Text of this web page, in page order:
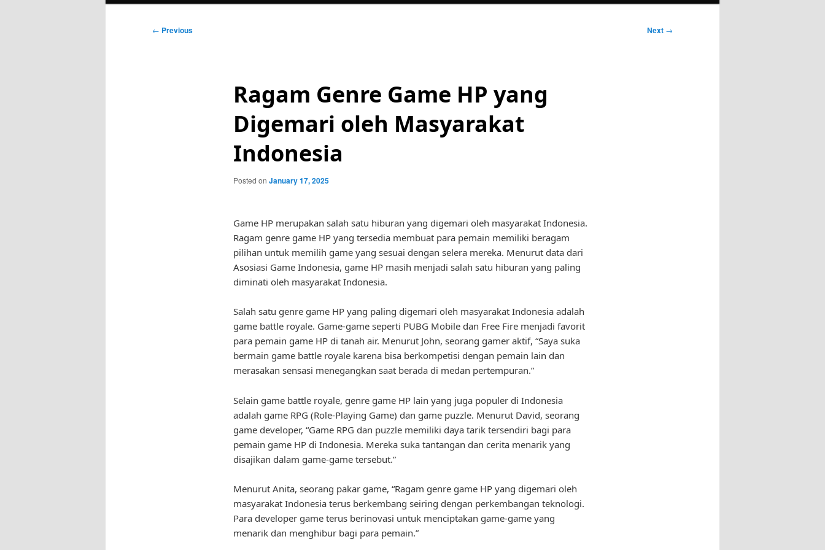
Post
← Previous Next →
Ragam Genre Game HP yang
Digemari oleh Masyarakat
Indonesia
Posted on January 17, 2025
Game HP merupakan salah satu hiburan yang digemari oleh masyarakat Indonesia.
Ragam genre game HP yang tersedia membuat para pemain memiliki beragam
pilihan untuk memilih game yang sesuai dengan selera mereka. Menurut data dari
Asosiasi Game Indonesia, game HP masih menjadi salah satu hiburan yang paling
diminati oleh masyarakat Indonesia.
Salah satu genre game HP yang paling digemari oleh masyarakat Indonesia adalah
game battle royale. Game-game seperti PUBG Mobile dan Free Fire menjadi favorit
para pemain game HP di tanah air. Menurut John, seorang gamer aktif, “Saya suka
bermain game battle royale karena bisa berkompetisi dengan pemain lain dan
merasakan sensasi menegangkan saat berada di medan pertempuran.”
Selain game battle royale, genre game HP lain yang juga populer di Indonesia
adalah game RPG (Role-Playing Game) dan game puzzle. Menurut David, seorang
game developer, “Game RPG dan puzzle memiliki daya tarik tersendiri bagi para
pemain game HP di Indonesia. Mereka suka tantangan dan cerita menarik yang
disajikan dalam game-game tersebut.”
Menurut Anita, seorang pakar game, “Ragam genre game HP yang digemari oleh
masyarakat Indonesia terus berkembang seiring dengan perkembangan teknologi.
Para developer game terus berinovasi untuk menciptakan game-game yang
menarik dan menghibur bagi para pemain.”